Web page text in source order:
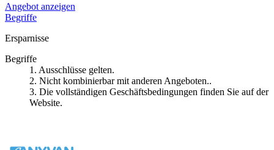
Angebot anzeigen
Begriffe
Ersparnisse
Begriffe
1. Ausschlüsse gelten.
2. Nicht kombinierbar mit anderen Angeboten..
3. Die vollständigen Geschäftsbedingungen finden Sie auf der
Website.